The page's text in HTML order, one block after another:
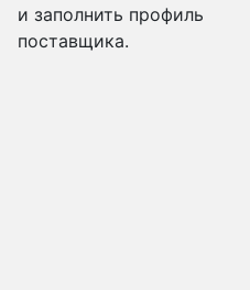
и заполнить профиль
поставщика.